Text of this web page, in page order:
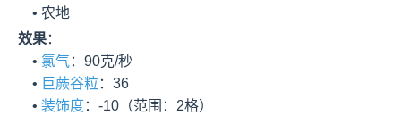
    • 农地
效果：
    •
氯气 ：90克/秒
    •
巨蕨谷粒 ：36
    •
装饰度：-10（范围：2格）